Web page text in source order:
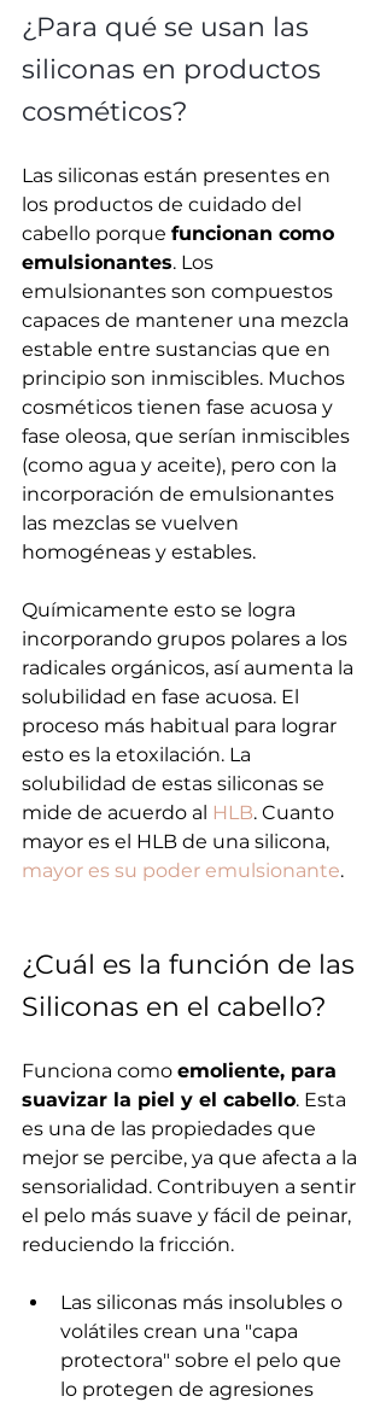
¿Para qué se usan las
siliconas en productos
cosméticos?
Las siliconas están presentes en
los productos de cuidado del
cabello porque funcionan como
emulsionantes. Los
emulsionantes son compuestos
capaces de mantener una mezcla
estable entre sustancias que en
principio son inmiscibles. Muchos
cosméticos tienen fase acuosa y
fase oleosa, que serían inmiscibles
(como agua y aceite), pero con la
incorporación de emulsionantes
las mezclas se vuelven
homogéneas y estables.
Químicamente esto se logra
incorporando grupos polares a los
radicales orgánicos, así aumenta la
solubilidad en fase acuosa. El
proceso más habitual para lograr
esto es la etoxilación. La
solubilidad de estas siliconas se
mide de acuerdo al HLB. Cuanto
mayor es el HLB de una silicona,
mayor es su poder emulsionante.
¿Cuál es la función de las
Siliconas en el cabello?
Funciona como emoliente, para
suavizar la piel y el cabello. Esta
es una de las propiedades que
mejor se percibe, ya que afecta a la
sensorialidad. Contribuyen a sentir
el pelo más suave y fácil de peinar,
reduciendo la fricción.
Las siliconas más insolubles o
volátiles crean una "capa
protectora" sobre el pelo que
lo protegen de agresiones